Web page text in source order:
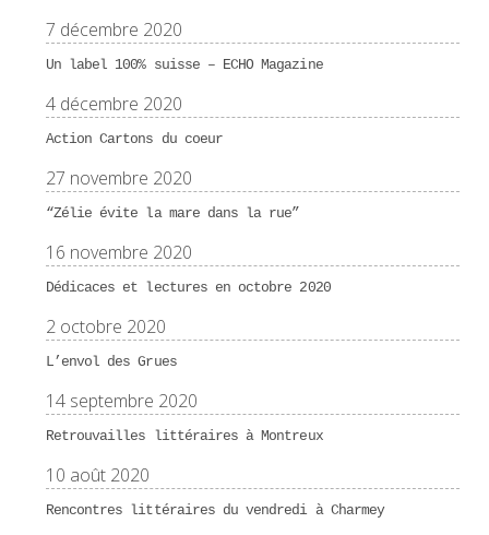
7 décembre 2020
Un label 100% suisse – ECHO Magazine
4 décembre 2020
Action Cartons du coeur
27 novembre 2020
“Zélie évite la mare dans la rue”
16 novembre 2020
Dédicaces et lectures en octobre 2020
2 octobre 2020
L’envol des Grues
14 septembre 2020
Retrouvailles littéraires à Montreux
10 août 2020
Rencontres littéraires du vendredi à Charmey